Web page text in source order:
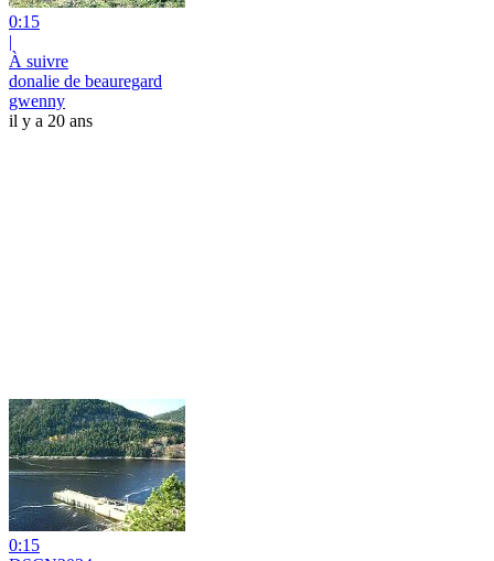
0:15
|
À suivre
donalie de beauregard
gwenny
il y a 20 ans
0:15